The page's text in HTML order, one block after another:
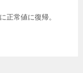
正常値に復帰。